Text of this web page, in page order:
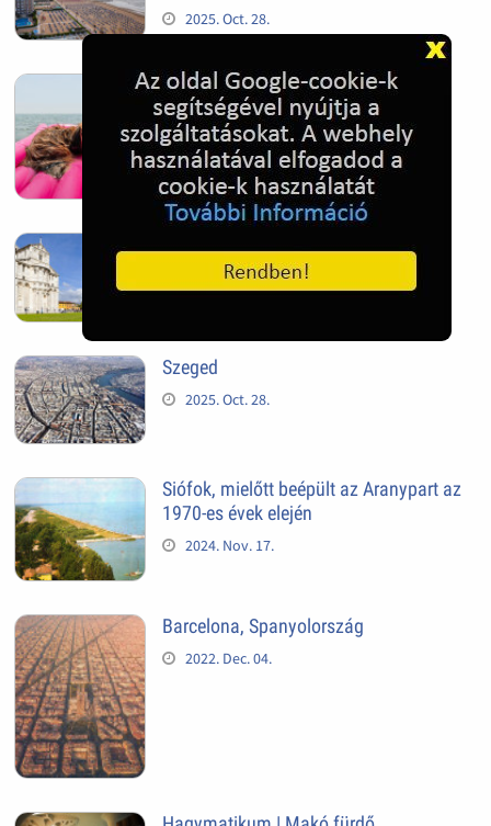
2025. Oct. 28.
Tengeri kutya - Jesolo, Olaszország
2025. Oct. 28.
Pisai ferde torony
2025. Oct. 28.
Szeged
2025. Oct. 28.
Siófok, mielőtt beépült az Aranypart az
1970-es évek elején
2024. Nov. 17.
Barcelona, Spanyolország
2022. Dec. 04.